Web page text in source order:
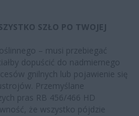
SZŁO PO TWOJEJ
– musi przebiegać
dopuścić do nadmiernego
gnilnych lub pojawienie się
Przemyślane
pras RB 456/466 HD
że wszystko pójdzie